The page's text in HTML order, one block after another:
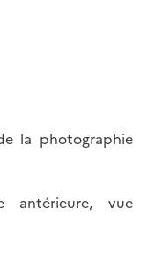
la photographie
antérieure, vue